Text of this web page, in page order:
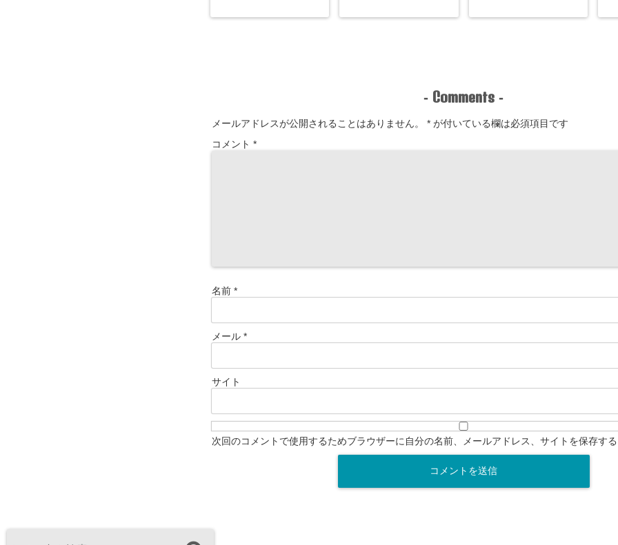
- Comments -
メールアドレスが公開されることはありません。 * が付いている欄は必須項目です
コメント *
名前 *
メール *
サイト
次回のコメントで使用するためブラウザーに自分の名前、メールアドレス、サイトを保存す